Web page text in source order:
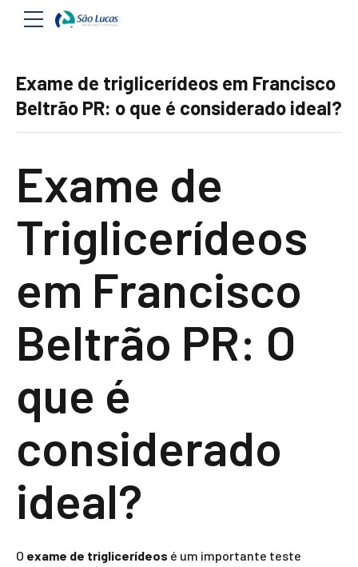
Exame de triglicerídeos em Francisco
Beltrão PR: o que é considerado ideal?
Exame de
Triglicerídeos
em Francisco
Beltrão PR: O
que é
considerado
ideal?
O exame de triglicerídeos é um importante teste